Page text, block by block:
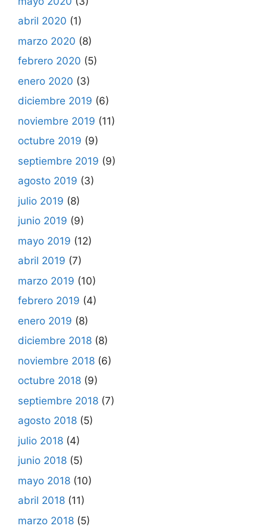
abril 2020 (1)
marzo 2020 (8)
febrero 2020 (5)
enero 2020 (3)
diciembre 2019 (6)
noviembre 2019 (11)
octubre 2019 (9)
septiembre 2019 (9)
agosto 2019 (3)
julio 2019 (8)
junio 2019 (9)
mayo 2019 (12)
abril 2019 (7)
marzo 2019 (10)
febrero 2019 (4)
enero 2019 (8)
diciembre 2018 (8)
noviembre 2018 (6)
octubre 2018 (9)
septiembre 2018 (7)
agosto 2018 (5)
julio 2018 (4)
junio 2018 (5)
mayo 2018 (10)
abril 2018 (11)
marzo 2018 (5)